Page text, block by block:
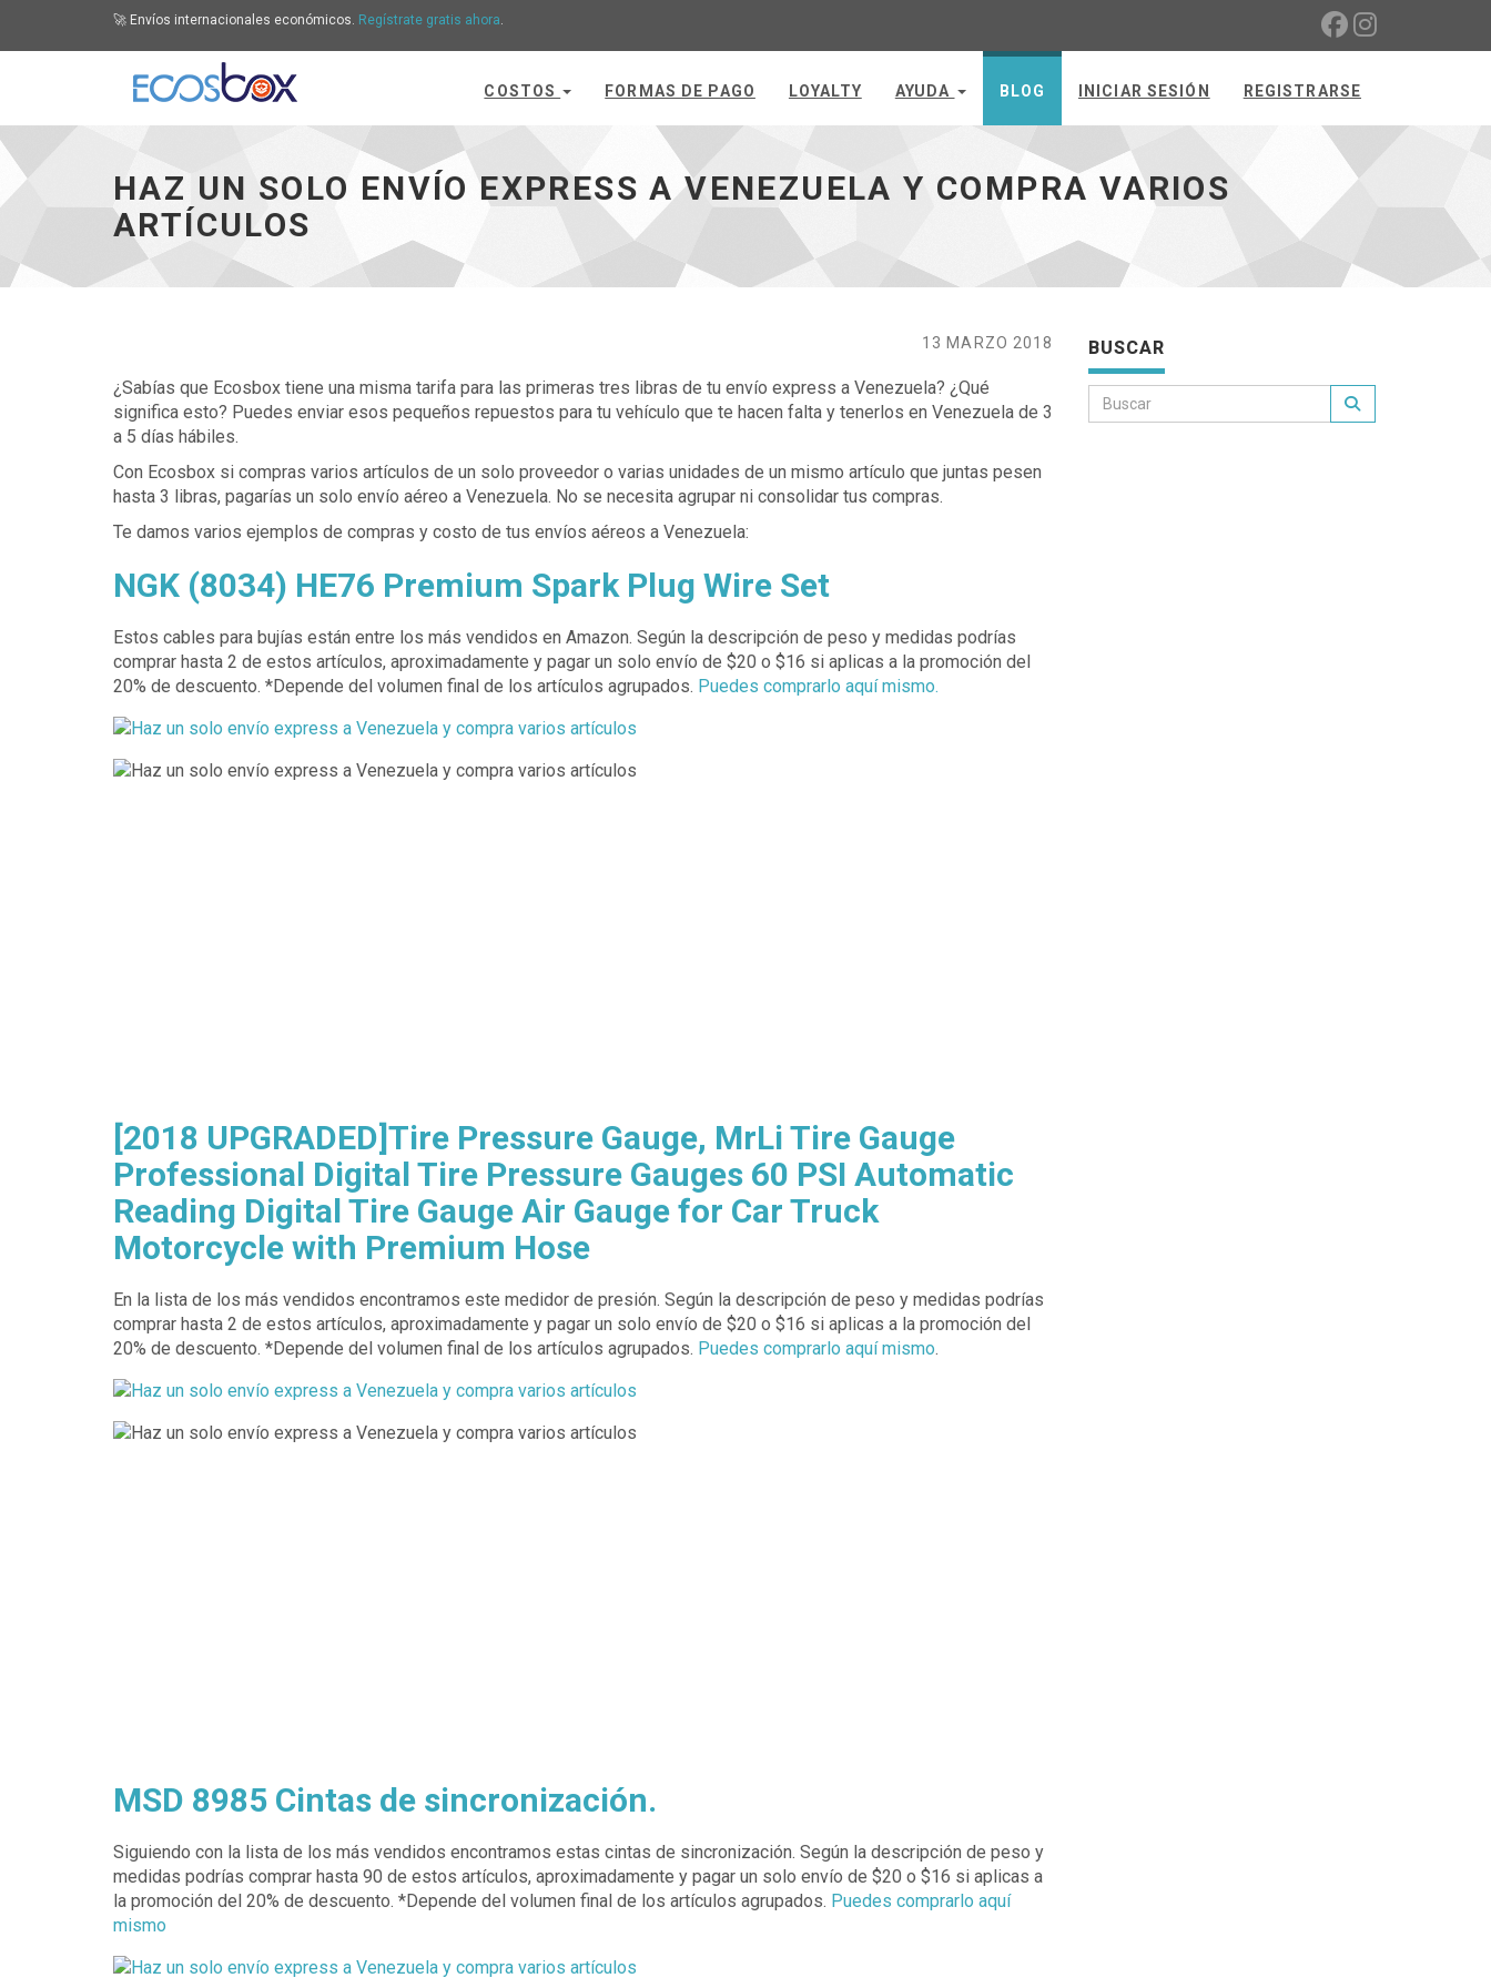
🚀 Envíos internacionales económicos. Regístrate gratis ahora.
COSTOS FORMAS DE PAGO LOYALTY AYUDA BLOG INICIAR SESIÓN REGISTRARSE
HAZ UN SOLO ENVÍO EXPRESS A VENEZUELA Y COMPRA VARIOS
ARTÍCULOS
13 MARZO 2018
¿Sabías que Ecosbox tiene una misma tarifa para las primeras tres libras de tu envío express a Venezuela? ¿Qué
significa esto? Puedes enviar esos pequeños repuestos para tu vehículo que te hacen falta y tenerlos en Venezuela de 3
a 5 días hábiles.
Con Ecosbox si compras varios artículos de un solo proveedor o varias unidades de un mismo artículo que juntas pesen
hasta 3 libras, pagarías un solo envío aéreo a Venezuela. No se necesita agrupar ni consolidar tus compras.
Te damos varios ejemplos de compras y costo de tus envíos aéreos a Venezuela:
NGK (8034) HE76 Premium Spark Plug Wire Set
Estos cables para bujías están entre los más vendidos en Amazon. Según la descripción de peso y medidas podrías
comprar hasta 2 de estos artículos, aproximadamente y pagar un solo envío de $20 o $16 si aplicas a la promoción del
20% de descuento. *Depende del volumen final de los artículos agrupados. Puedes comprarlo aquí mismo.
[2018 UPGRADED]Tire Pressure Gauge, MrLi Tire Gauge
Professional Digital Tire Pressure Gauges 60 PSI Automatic
Reading Digital Tire Gauge Air Gauge for Car Truck
Motorcycle with Premium Hose
En la lista de los más vendidos encontramos este medidor de presión. Según la descripción de peso y medidas podrías
comprar hasta 2 de estos artículos, aproximadamente y pagar un solo envío de $20 o $16 si aplicas a la promoción del
20% de descuento. *Depende del volumen final de los artículos agrupados. Puedes comprarlo aquí mismo.
MSD 8985 Cintas de sincronización.
Siguiendo con la lista de los más vendidos encontramos estas cintas de sincronización. Según la descripción de peso y
medidas podrías comprar hasta 90 de estos artículos, aproximadamente y pagar un solo envío de $20 o $16 si aplicas a
la promoción del 20% de descuento. *Depende del volumen final de los artículos agrupados. Puedes comprarlo aquí
mismo
BUSCAR